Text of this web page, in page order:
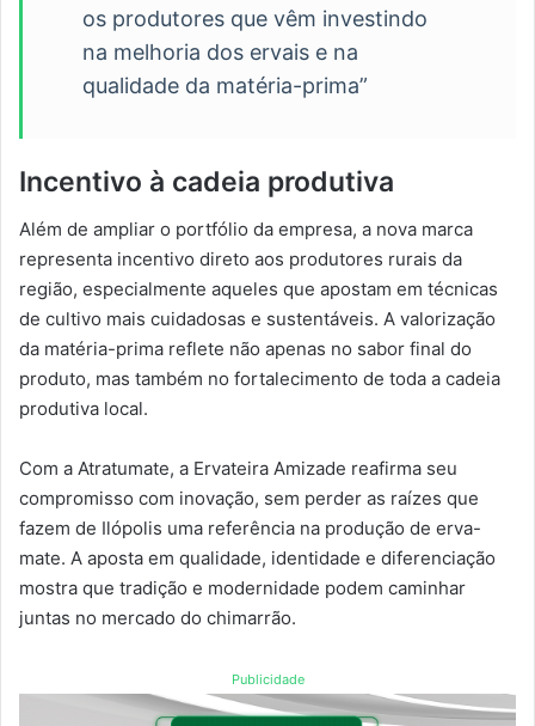
os produtores que vêm investindo
na melhoria dos ervais e na
qualidade da matéria-prima”
Incentivo à cadeia produtiva
Além de ampliar o portfólio da empresa, a nova marca
representa incentivo direto aos produtores rurais da
região, especialmente aqueles que apostam em técnicas
de cultivo mais cuidadosas e sustentáveis. A valorização
da matéria-prima reflete não apenas no sabor final do
produto, mas também no fortalecimento de toda a cadeia
produtiva local.
Com a Atratumate, a Ervateira Amizade reafirma seu
compromisso com inovação, sem perder as raízes que
fazem de Ilópolis uma referência na produção de erva-
mate. A aposta em qualidade, identidade e diferenciação
mostra que tradição e modernidade podem caminhar
juntas no mercado do chimarrão.
Publicidade